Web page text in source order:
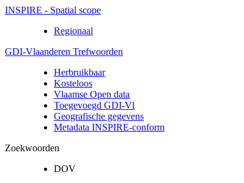
INSPIRE - Spatial scope
Regionaal
GDI-Vlaanderen Trefwoorden
Herbruikbaar
Kosteloos
Vlaamse Open data
Toegevoegd GDI-Vl
Geografische gegevens
Metadata INSPIRE-conform
Zoekwoorden
DOV